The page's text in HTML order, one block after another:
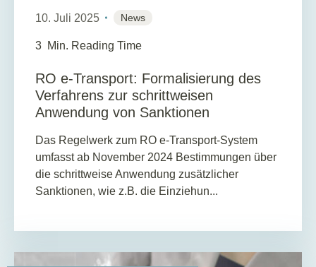
10. Juli 2025 News
3 Min. Reading Time
RO e-Transport: Formalisierung des
Verfahrens zur schrittweisen
Anwendung von Sanktionen
Das Regelwerk zum RO e-Transport-System
umfasst ab November 2024 Bestimmungen über
die schrittweise Anwendung zusätzlicher
Sanktionen, wie z.B. die Einziehun...